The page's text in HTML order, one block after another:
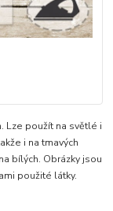
Lze použít na světlé i
i na tmavých
bílých. Obrázky jsou
použité látky.